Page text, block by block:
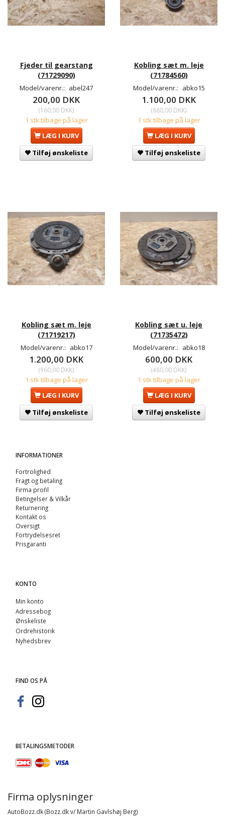
Fjeder til gearstang
(71729090)
Model/varenr.: abel247
200,00 DKK
(160,00 DKK)
1 stk tilbage på lager
LÆG I KURV
Tilføj ønskeliste
Kobling sæt m. leje
(71784560)
Model/varenr.: abko15
1.100,00 DKK
(880,00 DKK)
1 stk tilbage på lager
LÆG I KURV
Tilføj ønskeliste
Kobling sæt m. leje
(71719217)
Model/varenr.: abko17
1.200,00 DKK
(960,00 DKK)
1 stk tilbage på lager
LÆG I KURV
Tilføj ønskeliste
Kobling sæt u. leje
(71735472)
Model/varenr.: abko18
600,00 DKK
(480,00 DKK)
1 stk tilbage på lager
LÆG I KURV
Tilføj ønskeliste
INFORMATIONER
Fortrolighed
Fragt og betaling
Firma profil
Betingelser & Vilkår
Returnering
Kontakt os
Oversigt
Fortrydelsesret
Prisgaranti
KONTO
Min konto
Adressebog
Ønskeliste
Ordrehistorik
Nyhedsbrev
FIND OS PÅ
BETALINGSMETODER
Firma oplysninger
AutoBozz.dk (Bozz.dk v/ Martin Gavlshøj Berg)